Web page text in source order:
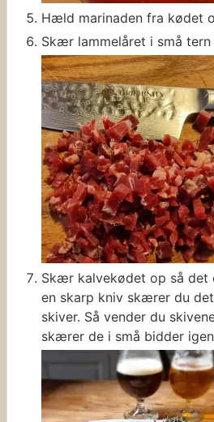
Hæld marinaden fra kødet
Skær lammelåret i små tern
Skær kalvekødet op så det
en skarp kniv skærer du
skiver. Så vender du
skærer de i små bidder igen